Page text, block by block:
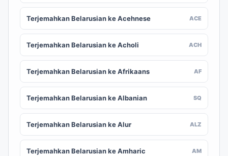
Terjemahkan Belarusian ke Acehnese ACE
Terjemahkan Belarusian ke Acholi ACH
Terjemahkan Belarusian ke Afrikaans AF
Terjemahkan Belarusian ke Albanian SQ
Terjemahkan Belarusian ke Alur ALZ
Terjemahkan Belarusian ke Amharic AM